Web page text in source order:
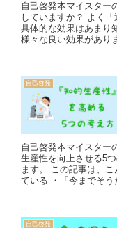
自己啓発本マイスター
していますか？ よく
具体的な効果はあまり
様々な良い効果があり
自己啓発
自己啓発本マイスター
生産性を向上させる5
ます。 この記事は、
ている ・「今までそう
自己啓発